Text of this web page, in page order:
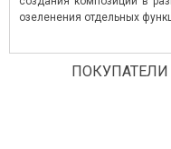
озеленения отдельных